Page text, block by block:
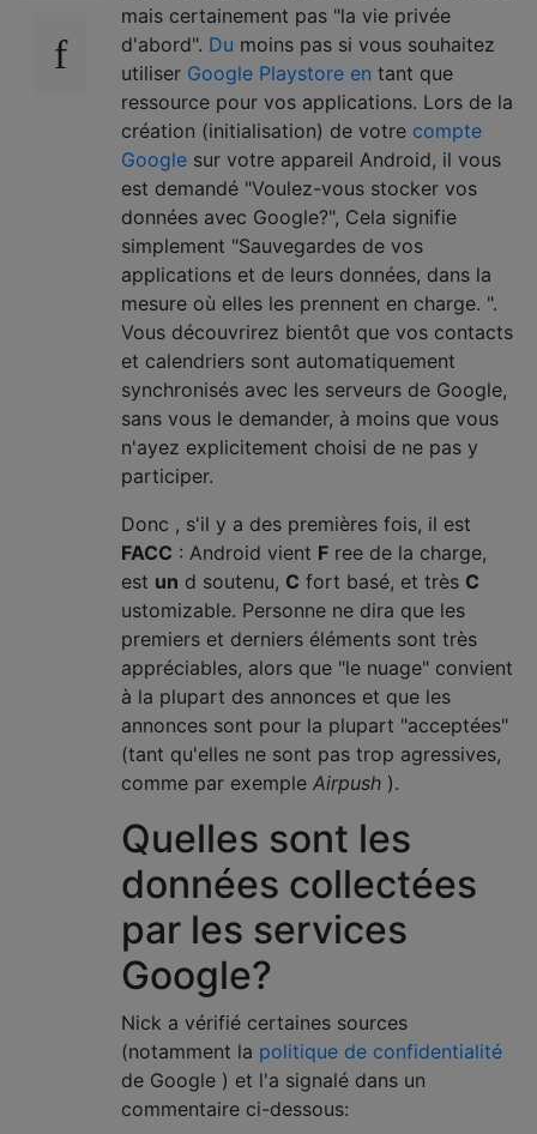
mais certainement pas "la vie privée
d'abord". Du moins pas si vous souhaitez
utiliser Google Playstore en tant que
ressource pour vos applications. Lors de la
création (initialisation) de votre compte
Google sur votre appareil Android, il vous
est demandé "Voulez-vous stocker vos
données avec Google?", Cela signifie
simplement "Sauvegardes de vos
applications et de leurs données, dans la
mesure où elles les prennent en charge. ".
Vous découvrirez bientôt que vos contacts
et calendriers sont automatiquement
synchronisés avec les serveurs de Google,
sans vous le demander, à moins que vous
n'ayez explicitement choisi de ne pas y
participer.
Donc , s'il y a des premières fois, il est
FACC : Android vient F ree de la charge,
est un d soutenu, C fort basé, et très C
ustomizable. Personne ne dira que les
premiers et derniers éléments sont très
appréciables, alors que "le nuage" convient
à la plupart des annonces et que les
annonces sont pour la plupart "acceptées"
(tant qu'elles ne sont pas trop agressives,
comme par exemple Airpush ).
Quelles sont les
données collectées
par les services
Google?
Nick a vérifié certaines sources
(notamment la politique de confidentialité
de Google ) et l'a signalé dans un
commentaire ci-dessous: